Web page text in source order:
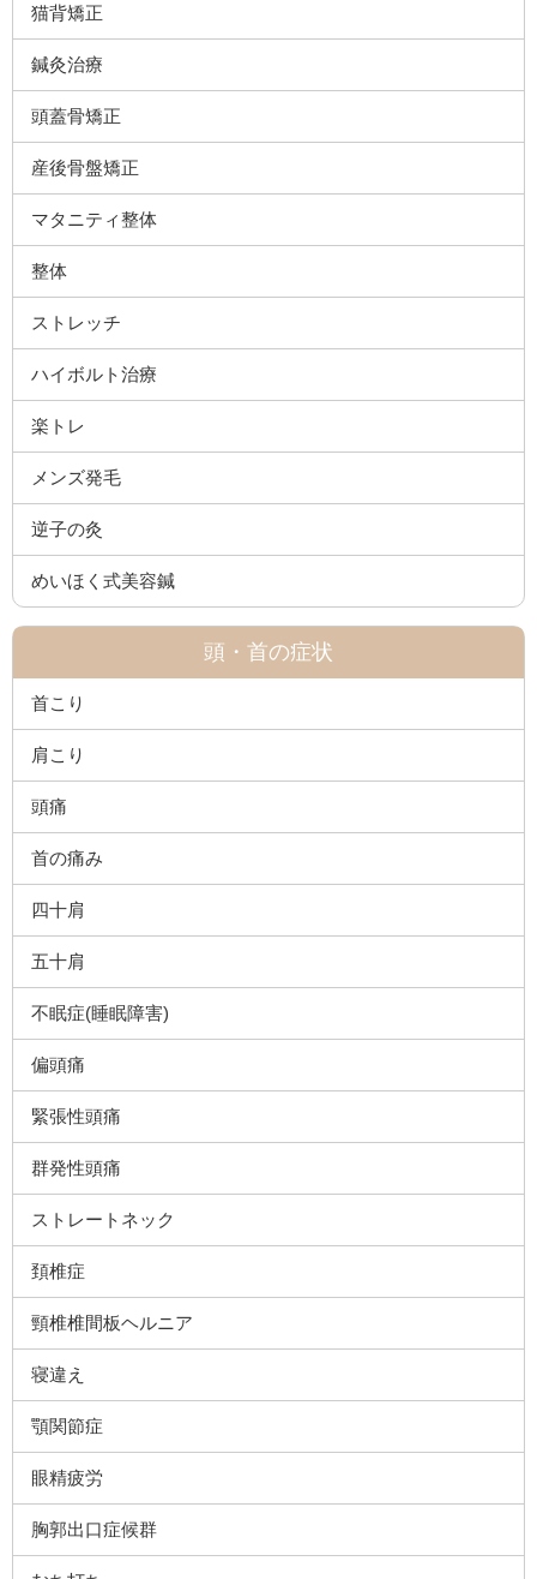
猫背矯正
鍼灸治療
頭蓋骨矯正
産後骨盤矯正
マタニティ整体
整体
ストレッチ
ハイボルト治療
楽トレ
メンズ発毛
逆子の灸
めいほく式美容鍼
頭・首の症状
首こり
肩こり
頭痛
首の痛み
四十肩
五十肩
不眠症(睡眠障害)
偏頭痛
緊張性頭痛
群発性頭痛
ストレートネック
頚椎症
頸椎椎間板ヘルニア
寝違え
顎関節症
眼精疲労
胸郭出口症候群